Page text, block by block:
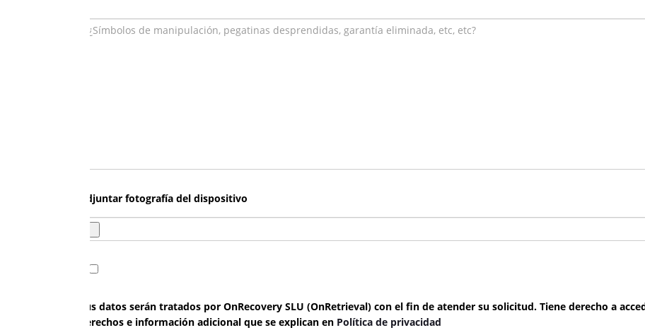
Adjuntar fotografía del dispositivo
Sus datos serán tratados por OnRecovery SLU (OnRetrieval) con el fin de atender su solicitud. Tiene derecho a
derechos e información adicional que se explican en Política de privacidad